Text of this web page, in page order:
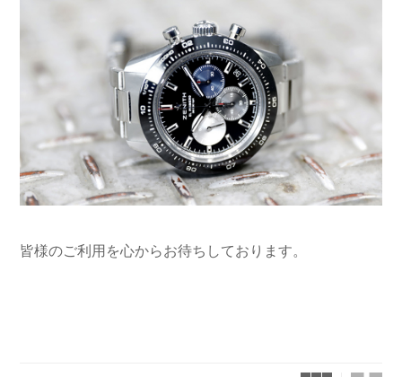
皆様のご利用を心からお待ちしております。